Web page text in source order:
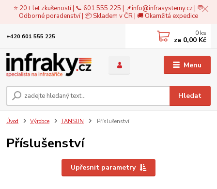
⭐ 20+ let zkušeností | 📞 601 555 225 | 📌info@infrasystemy.cz| 💬
Odborné poradenství | 📦 Skladem v ČR | 🚚 Okamžitá expedice
Menu
Hledat
+420 601 555 225 0 ks
za 0,00 Kč
Úvod Výrobce TANSUN Příslušenství
Příslušenství
Upřesnit parametry